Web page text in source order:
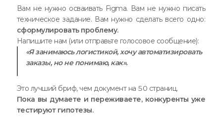
Вам не нужно осваивать Figma. Вам не нужно писать
техническое задание. Вам нужно сделать всего одно:
сформулировать проблему.
Напишите нам (или отправьте голосовое сообщение):
«Я занимаюсь логистикой, хочу автоматизировать
заказы, но не понимаю, как».
Это лучший бриф, чем документ на 50 страниц.
Пока вы думаете и переживаете, конкуренты уже
тестируют гипотезы.